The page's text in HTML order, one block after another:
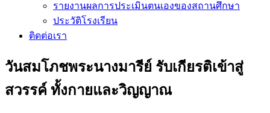
รายงานผลการประเมินตนเองของสถานศึกษา
ประวัติโรงเรียน
ติดต่อเรา
วันสมโภชพระนางมารีย์ รับเกียรติเข้าสู่
สวรรค์ ทั้งกายและวิญญาณ